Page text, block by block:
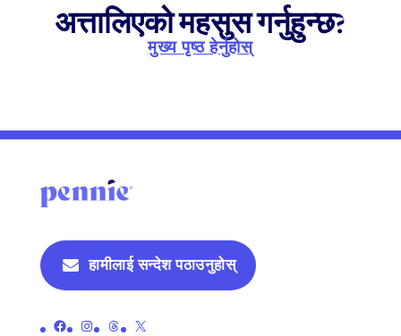
अत्तालिएको महसुस गर्नुहुन्छ?
मुख्य पृष्ठ हेर्नुहोस्
हामीलाई सन्देश पठाउनुहोस्
पेनीको आधिकारिक फेसबुक पेजको लिङ्क गर्नुहोस्पेनीको आधिकारिक इन्स्टाग्राम पृष्ठको लिङ्क गर्नुहोस्पेनीको आधिकारिक थ्रेड पृष्ठमा लिङ्क गर्नुहोस्पेनीको आधिकारिक एक्स (पहिले ट्विटर) पृष्ठमा लिङ्क गर्नुहोस्